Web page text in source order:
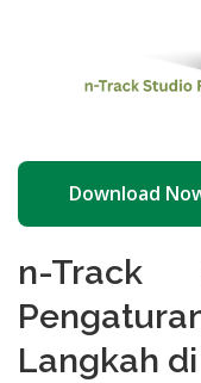
Download
n-Track
Langkah